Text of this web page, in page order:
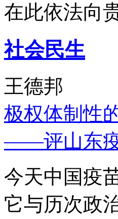
在此依法向
社会民生
王德邦
极权体制性
——评山东
今天中国疫
它与历次政